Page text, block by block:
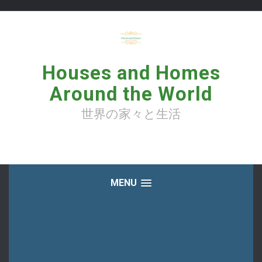
Houses and Homes
Around the World
世界の家々と生活
MENU